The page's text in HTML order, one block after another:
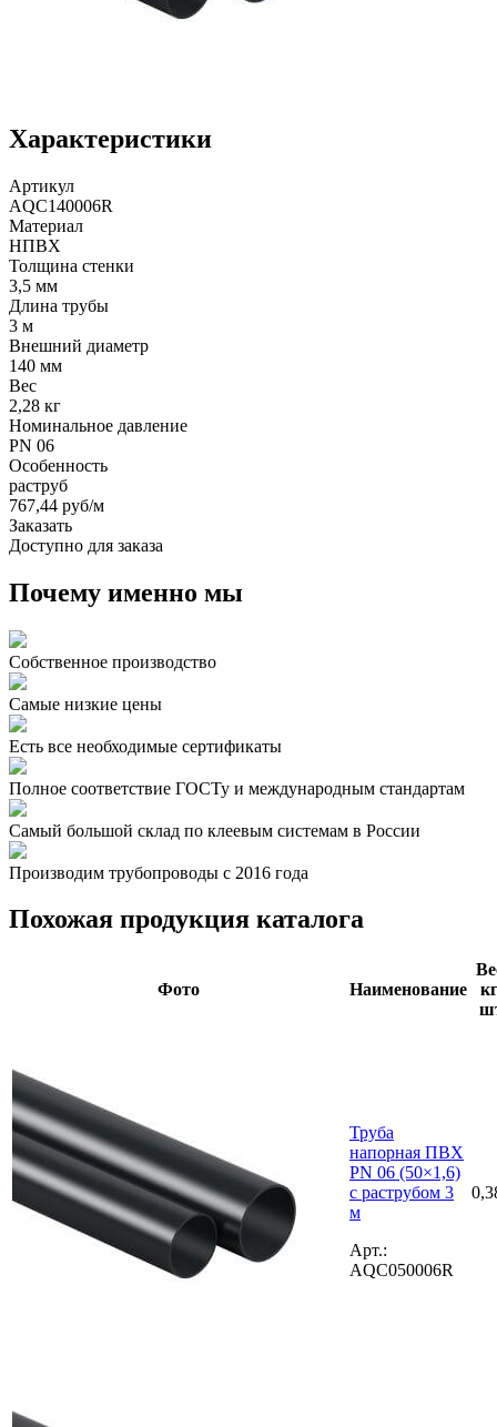
Характеристики
Артикул
AQC140006R
Материал
НПВХ
Толщина стенки
3,5 мм
Длина трубы
3 м
Внешний диаметр
140 мм
Вес
2,28 кг
Номинальное давление
PN 06
Особенность
раструб
767,44 руб/м
Заказать
Доступно для заказа
Почему именно мы
Собственное производство
Самые низкие цены
Есть все необходимые сертификаты
Полное соответствие ГОСТу и международным стандартам
Самый большой склад по клеевым системам в России
Производим трубопроводы с 2016 года
Похожая продукция каталога
Фото Наименование
Труба
напорная ПВХ
PN 06 (50×1,6)
с раструбом 3
м
Арт.:
AQC050006R